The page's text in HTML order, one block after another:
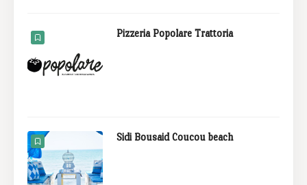
Pizzeria Popolare Trattoria
Sidi Bousaid Coucou beach